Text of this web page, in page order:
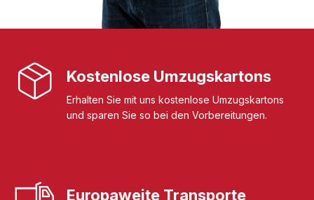
Kostenlose Umzugskartons
Erhalten Sie mit uns kostenlose Umzugskartons
und sparen Sie so bei den Vorbereitungen.
Europaweite Transporte